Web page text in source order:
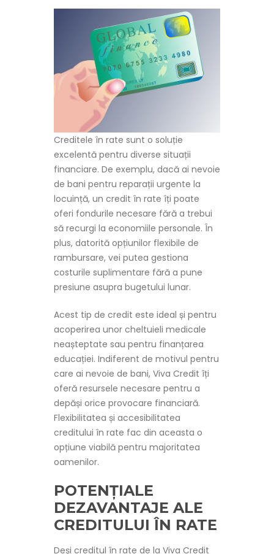
Creditele în rate sunt o soluție
excelentă pentru diverse situații
financiare. De exemplu, dacă ai nevoie
de bani pentru reparații urgente la
locuință, un credit în rate îți poate
oferi fondurile necesare fără a trebui
să recurgi la economiile personale. În
plus, datorită opțiunilor flexibile de
rambursare, vei putea gestiona
costurile suplimentare fără a pune
presiune asupra bugetului lunar.
Acest tip de credit este ideal și pentru
acoperirea unor cheltuieli medicale
neașteptate sau pentru finanțarea
educației. Indiferent de motivul pentru
care ai nevoie de bani, Viva Credit îți
oferă resursele necesare pentru a
depăși orice provocare financiară.
Flexibilitatea și accesibilitatea
creditului în rate fac din aceasta o
opțiune viabilă pentru majoritatea
oamenilor.
POTENȚIALE
DEZAVANTAJE ALE
CREDITULUI ÎN RATE
Deși creditul în rate de la Viva Credit